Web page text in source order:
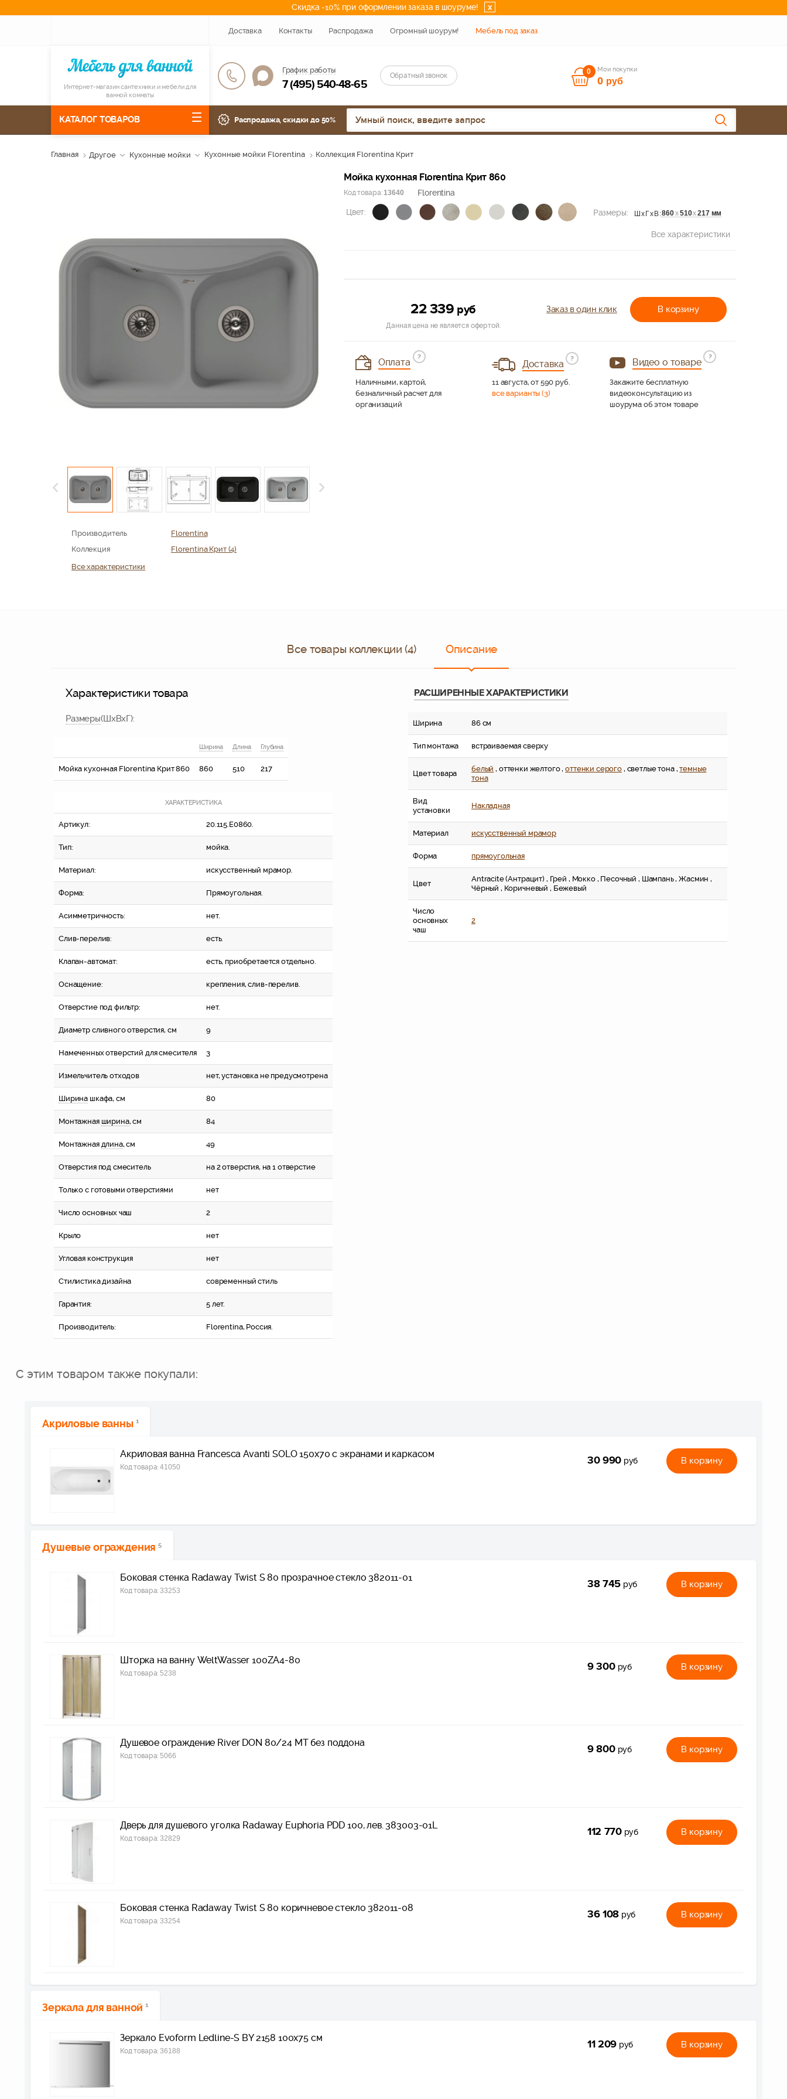
Скидка -10% при оформлении заказа в шоуруме! x
Доставка Контакты Распродажа Огромный шоурум! Мебель под заказ
Интернет-магазин сантехники и мебели для
ванной комнаты
График работы
7 (495) 540-48-65
Обратный звонок 0 Мои покупки
0 руб
КАТАЛОГ ТОВАРОВ Распродажа, скидки до 50%
Главная Другое Кухонные мойки Кухонные мойки Florentina Коллекция Florentina Крит
Мойка кухонная Florentina Крит 860
Код товара: 13640 Florentina
Цвет: Размеры: ШхГхВ:860х510х217 мм
Все характеристики
Производитель
Florentina
Коллекция
Florentina Крит (4)
Все характеристики
22 339 руб В корзину
Заказ в один клик
Данная цена не является офертой.
Оплата
?
Наличными, картой,
безналичный расчет для
организаций
Доставка
?
11 августа, от 590 руб.
все варианты (3)
Видео о товаре
?
Закажите бесплатную
видеоконсультацию из
шоурума об этом товаре
Все товары коллекции (4) Описание
Характеристики товара
Размеры(ШхВхГ):
Ширина Длина Глубина
Мойка кухонная Florentina Крит 860 860 510 217
ХАРАКТЕРИСТИКА
Артикул: 20.115.E0860.
Тип: мойка.
Материал: искусственный мрамор.
Форма: Прямоугольная.
Асимметричность: нет.
Слив-перелив: есть.
Клапан-автомат: есть, приобретается отдельно.
Оснащение: крепления, слив-перелив.
Отверстие под фильтр: нет.
Диаметр сливного отверстия, см 9
Намеченных отверстий для смесителя 3
Измельчитель отходов нет, установка не предусмотрена
Ширина шкафа, см 80
Монтажная ширина, см 84
Монтажная длина, см 49
Отверстия под смеситель на 2 отверстия, на 1 отверстие
Только с готовыми отверстиями нет
Число основных чаш 2
Крыло нет
Угловая конструкция нет
Стилистика дизайна современный стиль
Гарантия: 5 лет.
Производитель: Florentina, Россия.
РАСШИРЕННЫЕ ХАРАКТЕРИСТИКИ
Ширина 86 см
Тип монтажа встраиваемая сверху
Цвет товара
белый , оттенки желтого ,оттенки серого , светлые тона ,темные
тона
Вид
установки
Накладная
Материал искусственный мрамор
Форма прямоугольная
Цвет
Antracite (Антрацит) , Грей , Мокко , Песочный , Шампань , Жасмин ,
Чёрный , Коричневый , Бежевый
Число
основных
чаш
2
С этим товаром также покупали:
Акриловые ванны 1
Акриловая ванна Francesca Avanti SOLO 150x70 с экранами и каркасом
Код товара:41050 30 990 руб В корзину
Душевые ограждения 5
Боковая стенка Radaway Twist S 80 прозрачное стекло 382011-01
Код товара:33253 38 745 руб В корзину
Шторка на ванну WeltWasser 100ZA4-80
Код товара:5238 9 300 руб В корзину
Душевое ограждение River DON 80/24 МТ без поддона
Код товара:5066 9 800 руб В корзину
Дверь для душевого уголка Radaway Euphoria PDD 100, лев. 383003-01L
Код товара:32829 112 770 руб В корзину
Боковая стенка Radaway Twist S 80 коричневое стекло 382011-08
Код товара:33254 36 108 руб В корзину
Зеркала для ванной 1
Зеркало Evoform Ledline-S BY 2158 100x75 см
Код товара:36188 11 209 руб В корзину